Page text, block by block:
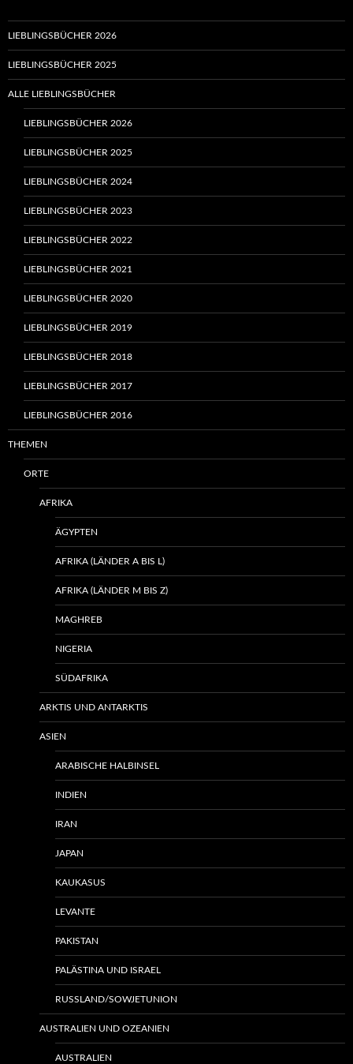
LIEBLINGSBÜCHER 2026
LIEBLINGSBÜCHER 2025
ALLE LIEBLINGSBÜCHER
LIEBLINGSBÜCHER 2026
LIEBLINGSBÜCHER 2025
LIEBLINGSBÜCHER 2024
LIEBLINGSBÜCHER 2023
LIEBLINGSBÜCHER 2022
LIEBLINGSBÜCHER 2021
LIEBLINGSBÜCHER 2020
LIEBLINGSBÜCHER 2019
LIEBLINGSBÜCHER 2018
LIEBLINGSBÜCHER 2017
LIEBLINGSBÜCHER 2016
THEMEN
ORTE
AFRIKA
ÄGYPTEN
AFRIKA (LÄNDER A BIS L)
AFRIKA (LÄNDER M BIS Z)
MAGHREB
NIGERIA
SÜDAFRIKA
ARKTIS UND ANTARKTIS
ASIEN
ARABISCHE HALBINSEL
INDIEN
IRAN
JAPAN
KAUKASUS
LEVANTE
PAKISTAN
PALÄSTINA UND ISRAEL
RUSSLAND/SOWJETUNION
AUSTRALIEN UND OZEANIEN
AUSTRALIEN